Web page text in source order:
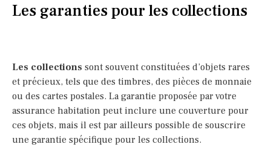
Les garanties pour les collections
Les collections sont souvent constituées d’objets rares
et précieux, tels que des timbres, des pièces de monnaie
ou des cartes postales. La garantie proposée par votre
assurance habitation peut inclure une couverture pour
ces objets, mais il est par ailleurs possible de souscrire
une garantie spécifique pour les collections.